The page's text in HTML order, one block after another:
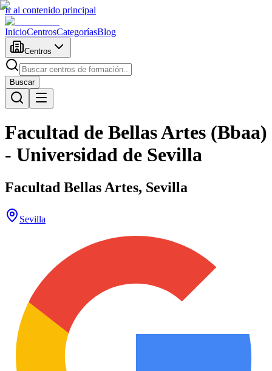
Ir al contenido principal
InicioCentrosCategoríasBlog
Centros
Buscar
Facultad de Bellas Artes (Bbaa)
- Universidad de Sevilla
Facultad Bellas Artes, Sevilla
Sevilla